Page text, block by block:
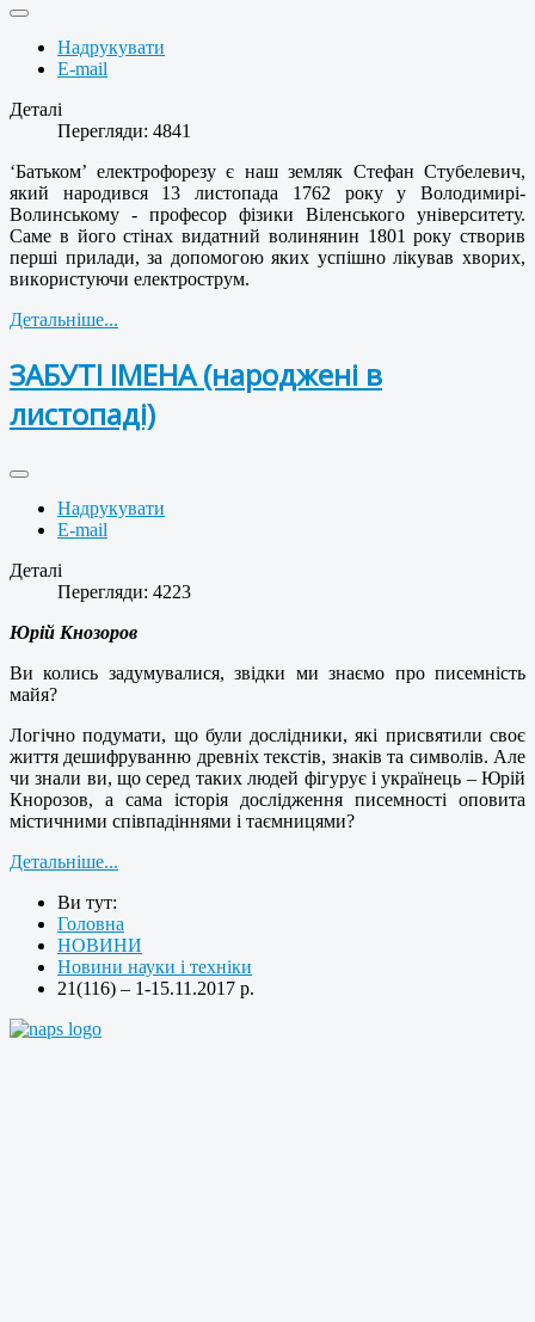
Надрукувати
E-mail
Деталі
Перегляди: 4841
‘Батьком’ електрофорезу є наш земляк Стефан Стубелевич,
який народився 13 листопада 1762 року у Володимирі-
Волинському - професор фізики Віленського університету.
Саме в його стінах видатний волинянин 1801 року створив
перші прилади, за допомогою яких успішно лікував хворих,
використуючи електрострум.
Детальніше...
ЗАБУТІ ІМЕНА (народжені в
листопаді)
Надрукувати
E-mail
Деталі
Перегляди: 4223
Юрій Кнозоров
Ви колись задумувалися, звідки ми знаємо про писемність
майя?
Логічно подумати, що були дослідники, які присвятили своє
життя дешифруванню древніх текстів, знаків та символів. Але
чи знали ви, що серед таких людей фігурує і українець – Юрій
Кнорозов, а сама історія дослідження писемності оповита
містичними співпадіннями і таємницями?
Детальніше...
Ви тут:
Головна
НОВИНИ
Новини науки і техніки
21(116) – 1-15.11.2017 р.